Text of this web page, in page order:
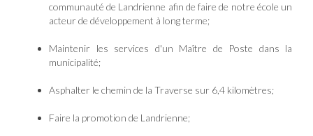
communauté de Landrienne afin de faire de notre école un
acteur de développement à long terme;
Maintenir les services d'un Maître de Poste dans la
municipalité;
Asphalter le chemin de la Traverse sur 6,4 kilomètres;
Faire la promotion de Landrienne;